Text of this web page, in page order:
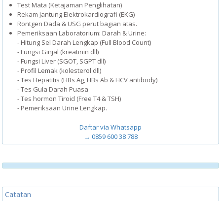
Test Mata (Ketajaman Penglihatan)
Rekam Jantung Elektrokardiografi (EKG)
Rontgen Dada & USG perut bagian atas.
Pemeriksaan Laboratorium: Darah & Urine:
- Hitung Sel Darah Lengkap (Full Blood Count)
- Fungsi Ginjal (kreatinin dll)
- Fungsi Liver (SGOT, SGPT dll)
- Profil Lemak (kolesterol dll)
- Tes Hepatitis (HBs Ag, HBs Ab & HCV antibody)
- Tes Gula Darah Puasa
- Tes hormon Tiroid (Free T4 & TSH)
- Pemeriksaan Urine Lengkap.
Daftar via Whatsapp
→ 0859 600 38 788
Catatan